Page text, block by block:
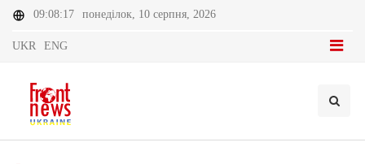
09:08:17 понеділок, 10 серпня, 2026
UKR ENG